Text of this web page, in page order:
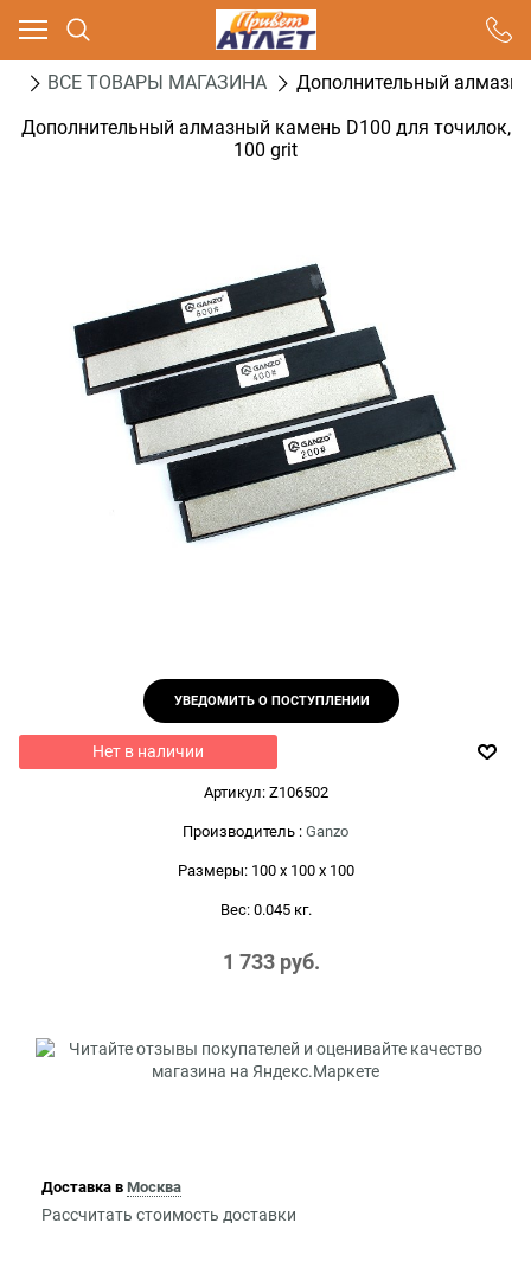
ВСЕ ТОВАРЫ МАГАЗИНА
Дополнительный
Дополнительный алмазный камень D100 для точилок,
100 grit
УВЕДОМИТЬ О ПОСТУПЛЕНИИ
Нет в наличии
Артикул: Z106502
Производитель : Ganzo
Размеры: 100 x 100 x 100
Вес: 0.045кг.
1 733 руб.
Доставка в Москва
Рассчитать стоимость доставки
Ваш город - Москва,
угадали?
ДА НЕТ